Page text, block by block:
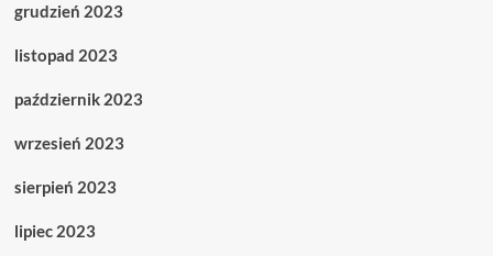
grudzień 2023
listopad 2023
październik 2023
wrzesień 2023
sierpień 2023
lipiec 2023